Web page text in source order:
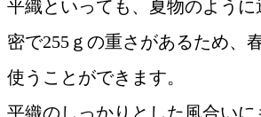
平織といっても、夏物のよう
密で255ｇの重さがあるため、
使うことができます。
平織のしっかりとした風合い